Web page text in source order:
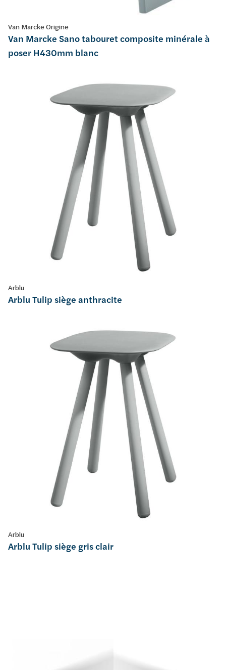
Van Marcke Origine
Van Marcke Sano tabouret composite minérale à
poser H430mm blanc
Arblu
Arblu Tulip siège anthracite
Arblu
Arblu Tulip siège gris clair